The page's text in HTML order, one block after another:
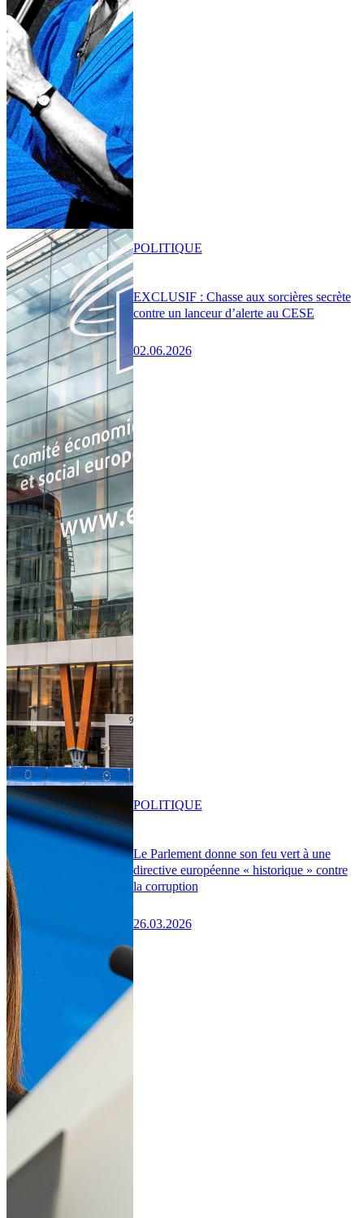
EXCLUSIF : Chasse aux sorcières secrète
contre un lanceur d’alerte au CESE
02.06.2026
POLITIQUE
Le Parlement donne son feu vert à une
directive européenne « historique » contre
la corruption
26.03.2026
POLITIQUE